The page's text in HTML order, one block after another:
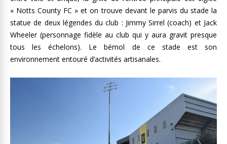
« Notts County FC » et on trouve devant le parvis du stade la
statue de deux légendes du club : Jimmy Sirrel (coach) et Jack
Wheeler (personnage fidèle au club qui y aura gravit presque
tous les échelons). Le bémol de ce stade est son
environnement entouré d’activités artisanales.